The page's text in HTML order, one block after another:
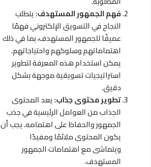
فهم الجمهور المستهدف:يتطلب
النجاح في التسويق الإلكتروني فهمًا
عميقًا للجمهور المستهدف، بما في ذلك
اهتماماتهم وسلوكهم واحتياجاتهم.
يمكن استخدام هذه المعرفة لتطوير
استراتيجيات تسويقية موجهة بشكل
دقيق.
تطوير محتوى جذاب:يعد المحتوى
الجذاب من العوامل الرئيسية في جذب
الجمهور والحفاظ على اهتمامه. يجب أن
يكون المحتوى ملائمًا ومفيدًا
ويتماشى مع اهتمامات الجمهور
المستهدف.